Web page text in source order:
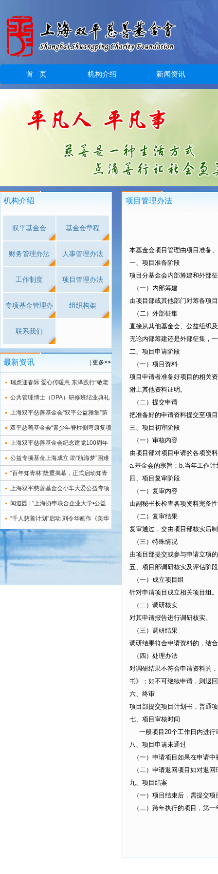
首 页 机构介绍 新闻资讯
机构介绍
双平基金会 基金会章程
财务管理办法 人事管理办法
工作制度 项目管理办法
专项基金管理办
法
组织构架
联系我们
最新资讯 更多>>
瑞虎迎春际 爱心传暖意 东泽践行“敬老
爱老”公益行
公共管理博士（DPA）研修班结业典礼
上海双平慈善基金会“双平公益雅集”第
一讲在建投书局成功举办
双平慈善基金会“青少年脊柱侧弯康复项
目”一周年暨公益捐赠仪式成功举办
上海双平慈善基金会纪念建党100周年
系列活动
公益专项基金上海成立 助“航海梦”困难
群体成长为海事精英
“百年知青林”隆重揭幕，正式启动知青
关爱公益服务！
上海双平慈善基金会小车大爱公益专项
基金成立
闻道园 | “上海协申联合企业大学•公益
创新学院”成立！
“千人慈善计划”启动 刘令华画作《美华
天使》揭幕
项目管理办法
本基金会项目管理由项目准备
一、项目准备阶段
项目分基金会内部筹建和外部
（一）内部筹建
由项目部或其他部门对筹备项
（二）外部征集
直接从其他基金会、公益组织
无论内部筹建还是外部征集，
二、项目申请阶段
（一）项目资料
项目申请者准备好项目的相关
附上其他资料证明。
（二）提交申请
把准备好的申请资料提交至项
三、项目初审阶段
（一）审核内容
由项目部对项目申请的各项资
a.基金会的宗旨；b.当年工作
四、项目复审阶段
（一）复审内容
由副秘书长检查各项资料完备
（二）复审结果
复审通过，交由项目部核实后
（三）特殊情况
由项目部提交或参与申请立项
五、项目部调研核实及评估阶段
（一）成立项目组
针对申请项目成立相关项目组。
（二）调研核实
对其申请报告进行调研核实。
（三）调研结果
调研结果符合申请资料的，结
（四）处理办法
对调研结果不符合申请资料的
书》；如不可继续申请，则退
六、终审
项目部提交项目计划书，普通
七、项目审核时间
一般项目20个工作日内进行
八、项目申请未通过
（一）申请项目如果在申请
（二）申请退回项目如对退
九、项目结案
（一）项目结束后，需提交项
（二）跨年执行的项目，第